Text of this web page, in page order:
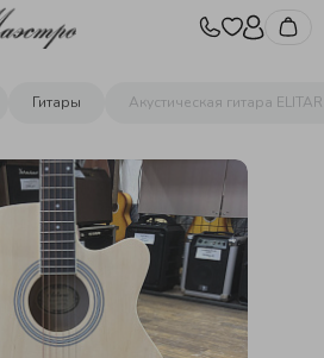
Гитары Акустическая гитара